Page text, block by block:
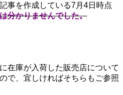
事を作成している7月4日時点
分かりませんでした。
在庫が入荷した販売店について
で、宜しければそちらもご参照